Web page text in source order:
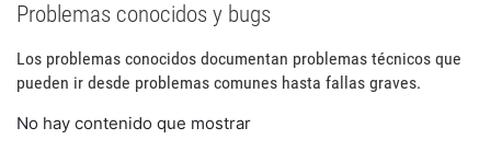
Problemas conocidos y bugs
Los problemas conocidos documentan problemas técnicos que
pueden ir desde problemas comunes hasta fallas graves.
No hay contenido que mostrar